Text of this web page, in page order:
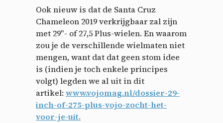
Ook nieuw is dat de Santa Cruz
Chameleon 2019 verkrijgbaar zal zijn
met 29″- of 27,5 Plus-wielen. En waarom
zou je de verschillende wielmaten niet
mengen, want dat dat geen stom idee
is (indien je toch enkele principes
volgt) legden we al uit in dit
artikel: www.vojomag.nl/dossier-29-
inch-of-275-plus-vojo-zocht-het-
voor-je-uit.